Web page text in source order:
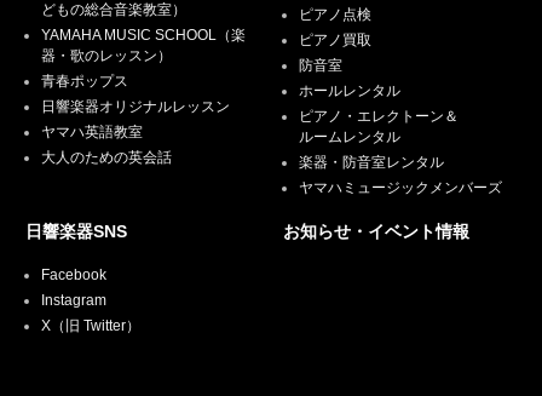
どもの総合音楽教室）
YAMAHA MUSIC SCHOOL（楽
器・歌のレッスン）
青春ポップス
日響楽器オリジナルレッスン
ヤマハ英語教室
大人のための英会話
ピアノ点検
ピアノ買取
防音室
ホールレンタル
ピアノ・エレクトーン＆
ルームレンタル
楽器・防音室レンタル
ヤマハミュージックメンバーズ
日響楽器SNS
Facebook
Instagram
X（旧 Twitter）
お知らせ・イベント情報